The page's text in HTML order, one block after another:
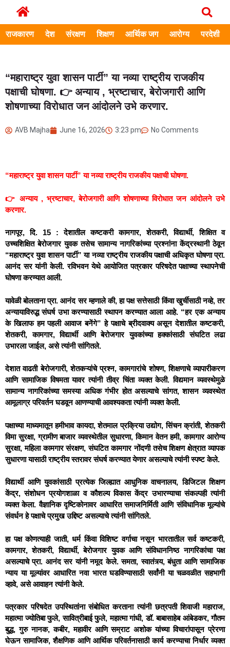
राजकारण देश संरक्षण शिक्षण आर्थिक जग आरोग्य परदेशी
“महाराष्ट्र युवा शासन पार्टी” या नव्या राष्ट्रीय राजकीय
पक्षाची घोषणा. 👉 अन्याय , भ्रष्टाचार, बेरोजगारी आणि
शोषणाच्या विरोधात जन आंदोलने उभे करणार.
AVB Majha June 16, 2026 3:23 pm No Comments
“महाराष्ट्र युवा शासन पार्टी” या नव्या राष्ट्रीय राजकीय पक्षाची घोषणा.
👉 अन्याय , भ्रष्टाचार, बेरोजगारी आणि शोषणाच्या विरोधात जन आंदोलने उभे
करणार.
नागपूर, दि. 15 : देशातील कष्टकरी कामगार, शेतकरी, विद्यार्थी, शिक्षित व
उच्चशिक्षित बेरोजगार युवक तसेच सामान्य नागरिकांच्या प्रश्नांना केंद्रस्थानी ठेवून
“महाराष्ट्र युवा शासन पार्टी” या नव्या राष्ट्रीय राजकीय पक्षाची अधिकृत घोषणा प्रा.
आनंद सर यांनी केली. रविभवन येथे आयोजित पत्रकार परिषदेत पक्षाच्या स्थापनेची
घोषणा करण्यात आली.
यावेळी बोलताना प्रा. आनंद सर म्हणाले की, हा पक्ष सत्तेसाठी किंवा खुर्चीसाठी नव्हे, तर
अन्यायाविरुद्ध संघर्ष उभा करण्यासाठी स्थापन करण्यात आला आहे. “हर एक अन्याय
के खिलाफ हम पहली आवाज बनेंगे” हे पक्षाचे ब्रीदवाक्य असून देशातील कष्टकरी,
शेतकरी, कामगार, विद्यार्थी आणि बेरोजगार युवकांच्या हक्कांसाठी संघटित लढा
उभारला जाईल, असे त्यांनी सांगितले.
देशात वाढती बेरोजगारी, शेतकऱ्यांचे प्रश्न, कामगारांचे शोषण, शिक्षणाचे व्यापारीकरण
आणि सामाजिक विषमता यावर त्यांनी तीव्र चिंता व्यक्त केली. विद्यमान व्यवस्थेमुळे
सामान्य नागरिकांच्या समस्या अधिक गंभीर होत असल्याचे सांगत, शासन व्यवस्थेत
आमूलाग्र परिवर्तन घडवून आणण्याची आवश्यकता त्यांनी व्यक्त केली.
पक्षाच्या माध्यमातून हमीभाव कायदा, शेतमाल प्रक्रिया उद्योग, सिंचन क्रांती, शेतकरी
विमा सुरक्षा, ग्रामीण बाजार व्यवस्थेतील सुधारणा, किमान वेतन हमी, कामगार आरोग्य
सुरक्षा, महिला कामगार संरक्षण, संघटित कामगार नोंदणी तसेच शिक्षण क्षेत्रात व्यापक
सुधारणा यासाठी राष्ट्रीय स्तरावर संघर्ष करण्यात येणार असल्याचे त्यांनी स्पष्ट केले.
विद्यार्थी आणि युवकांसाठी प्रत्येक जिल्ह्यात आधुनिक वाचनालय, डिजिटल शिक्षण
केंद्र, संशोधन प्रयोगशाळा व कौशल्य विकास केंद्र उभारण्याचा संकल्पही त्यांनी
व्यक्त केला. वैज्ञानिक दृष्टिकोनावर आधारित समाजनिर्मिती आणि संविधानिक मूल्यांचे
संवर्धन हे पक्षाचे प्रमुख उद्दिष्ट असल्याचे त्यांनी सांगितले.
हा पक्ष कोणत्याही जाती, धर्म किंवा विशिष्ट वर्गाचा नसून भारतातील सर्व कष्टकरी,
कामगार, शेतकरी, विद्यार्थी, बेरोजगार युवक आणि संविधाननिष्ठ नागरिकांचा पक्ष
असल्याचे प्रा. आनंद सर यांनी नमूद केले. समता, स्वातंत्र्य, बंधुता आणि सामाजिक
न्याय या मूल्यांवर आधारित नवा भारत घडविण्यासाठी सर्वांनी या चळवळीत सहभागी
व्हावे, असे आवाहन त्यांनी केले.
पत्रकार परिषदेत उपस्थितांना संबोधित करताना त्यांनी छत्रपती शिवाजी महाराज,
महात्मा ज्योतिबा फुले, सावित्रीबाई फुले, महात्मा गांधी, डॉ. बाबासाहेब आंबेडकर, गौतम
बुद्ध, गुरु नानक, कबीर, महावीर आणि सम्राट अशोक यांच्या विचारांपासून प्रेरणा
घेऊन सामाजिक, शैक्षणिक आणि आर्थिक परिवर्तनासाठी कार्य करण्याचा निर्धार व्यक्त